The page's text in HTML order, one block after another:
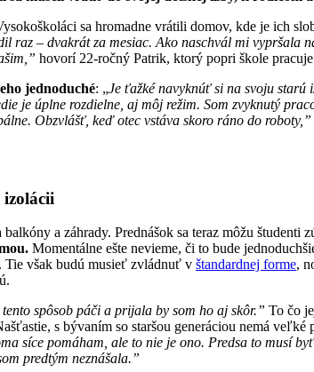
sa hromadne vrátili domov, kde je ich
raz – dvakrát za mesiac. Ako naschvál mi vypršala
hovorí 22-ročný Patrik, ktorý popri škole
jednoduché: „Je ťažké navyknúť si na svoju starú
je úplne rozdielne, aj môj režim. Som zvyknutý
Obzvlášť, keď otec vstáva skoro ráno do roboty,”
a záhrady. Prednášok sa teraz môžu študenti
Momentálne ešte nevieme, či to bude
Tie však budú musieť zvládnuť v štandardnej forme,
spôsob páči a prijala by som ho aj skôr.” To čo
s bývaním so staršou generáciou nemá veľké
síce pomáham, ale to nie je ono. Predsa to musí
predtým neznášala.”